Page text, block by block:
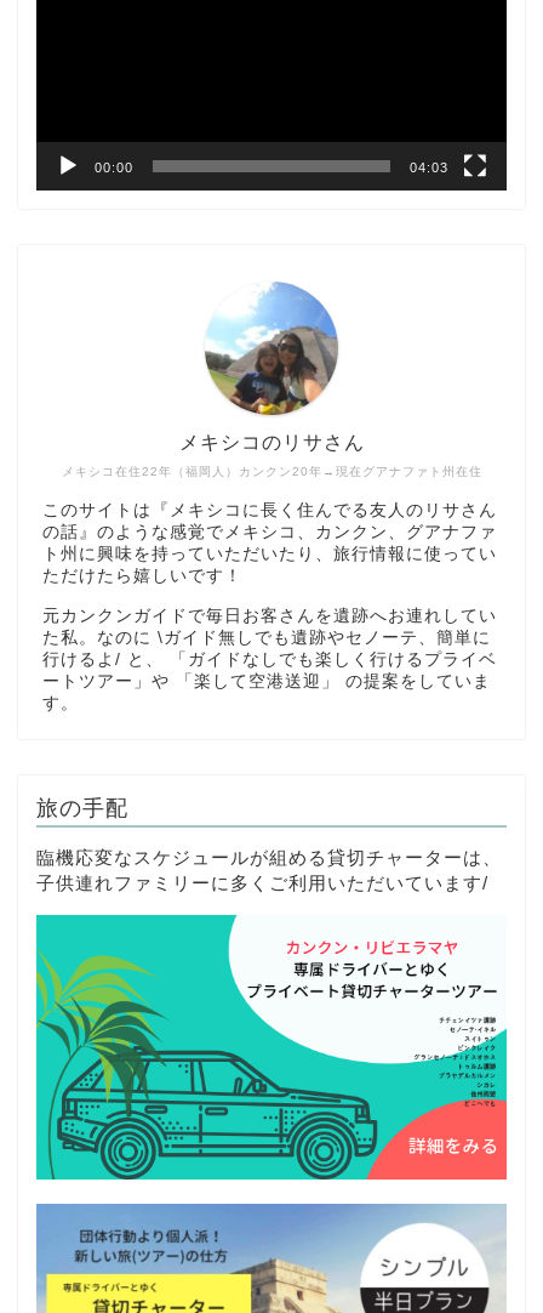
00:00 04:03
メキシコ在住22年（福岡人）カンクン20年→現在グアナファト州在住
メキシコのリサさん
このサイトは『メキシコに長く住んでる友人のリサさん
の話』のような感覚でメキシコ、カンクン、グアナファ
ト州に興味を持っていただいたり、旅行情報に使ってい
ただけたら嬉しいです！
元カンクンガイドで毎日お客さんを遺跡へお連れしてい
た私。なのに \ガイド無しでも遺跡やセノーテ、簡単に
行けるよ/ と、 「ガイドなしでも楽しく行けるプライベ
ートツアー」や 「楽して空港送迎」 の提案をしていま
す。
旅の手配
臨機応変なスケジュールが組める貸切チャーターは、
子供連れファミリーに多くご利用いただいています/